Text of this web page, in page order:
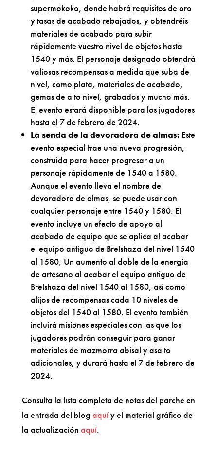
supermokoko, donde habrá requisitos de oro
y tasas de acabado rebajados, y obtendréis
materiales de acabado para subir
rápidamente vuestro nivel de objetos hasta
1540 y más. El personaje designado obtendrá
valiosas recompensas a medida que suba de
nivel, como plata, materiales de acabado,
gemas de alto nivel, grabados y mucho más.
El evento estará disponible para los jugadores
hasta el 7 de febrero de 2024.
La senda de la devoradora de almas: Este
evento especial trae una nueva progresión,
construida para hacer progresar a un
personaje rápidamente de 1540 a 1580.
Aunque el evento lleva el nombre de
devoradora de almas, se puede usar con
cualquier personaje entre 1540 y 1580. El
evento incluye un efecto de apoyo al
acabado de equipo que se aplica al acabar
el equipo antiguo de Brelshaza del nivel 1540
al 1580, Un aumento al doble de la energía
de artesano al acabar el equipo antiguo de
Brelshaza del nivel 1540 al 1580, así como
alijos de recompensas cada 10 niveles de
objetos del 1540 al 1580. El evento también
incluirá misiones especiales con las que los
jugadores podrán conseguir para ganar
materiales de mazmorra abisal y asalto
adicionales, y durará hasta el 7 de febrero de
2024.
Consulta la lista completa de notas del parche en
la entrada del blog aquíy el material gráfico de
la actualización aquí.